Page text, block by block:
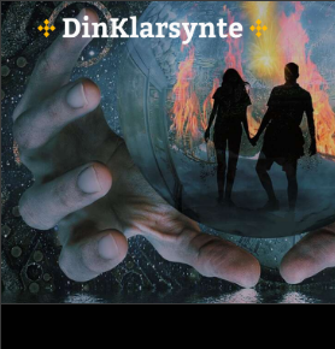
FORSIDE
ASTROLOGI
STJERNETEGN
TAROTKORT
KLARSYNTE